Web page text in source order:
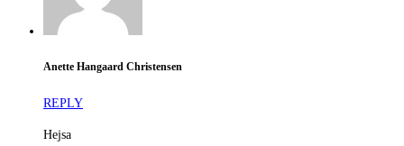
Anette Hangaard Christensen
REPLY
Hejsa